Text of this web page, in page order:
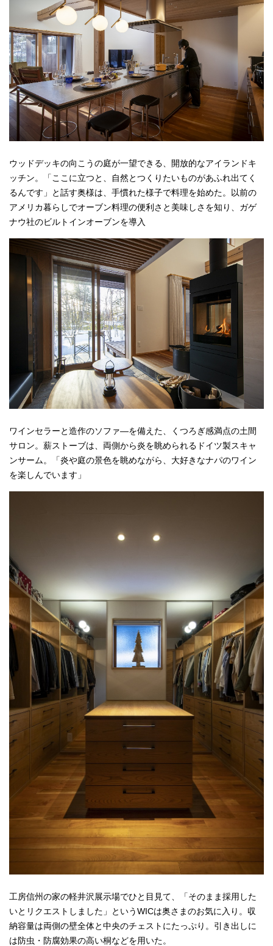
ウッドデッキの向こうの庭が一望できる、開放的なアイランドキ
ッチン。「ここに立つと、自然とつくりたいものがあふれ出てく
るんです」と話す奥様は、手慣れた様子で料理を始めた。以前の
アメリカ暮らしでオーブン料理の便利さと美味しさを知り、ガゲ
ナウ社のビルトインオーブンを導入
ワインセラーと造作のソファ―を備えた、くつろぎ感満点の土間
サロン。薪ストーブは、両側から炎を眺められるドイツ製スキャ
ンサーム。「炎や庭の景色を眺めながら、大好きなナパのワイン
を楽しんでいます」
工房信州の家の軽井沢展示場でひと目見て、「そのまま採用した
いとリクエストしました」というWICは奥さまのお気に入り。収
納容量は両側の壁全体と中央のチェストにたっぷり。引き出しに
は防虫・防腐効果の高い桐などを用いた。